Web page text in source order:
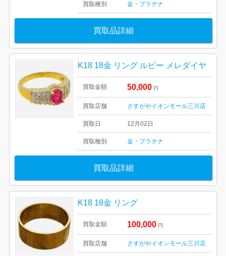
買取種別 金・プラチナ
買取品詳細
K18 18金 リング ルビー メレダイヤ
買取金額 50,000 円
買取店舗 さすがやイオンモール三川店
買取日 12月02日
買取種別 金・プラチナ
買取品詳細
K18 18金 リング
買取金額 100,000 円
買取店舗 さすがやイオンモール三川店